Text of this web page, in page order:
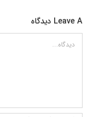
Leave A دیدگاه
دیدگاه